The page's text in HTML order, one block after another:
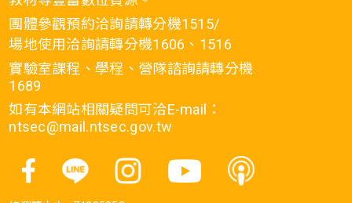
團體參觀預約洽詢請轉分機1515/
場地使用洽詢請轉分機1606、1516
實驗室課程、學程、營隊諮詢請轉分機
1689
如有本網站相關疑問可洽E-mail：
ntsec@mail.ntsec.gov.tw